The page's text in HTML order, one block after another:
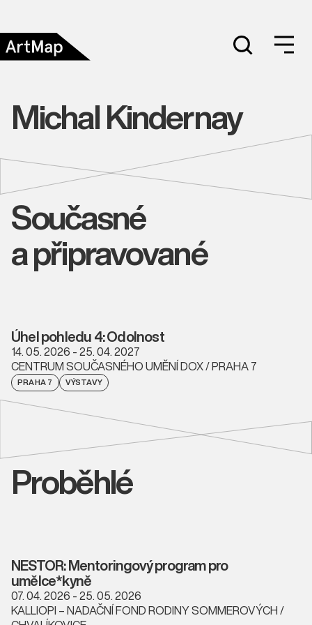
Michal Kindernay
Současné
a připravované
Úhel pohledu 4: Odolnost
14. 05. 2026 - 25. 04. 2027
CENTRUM SOUČASNÉHO UMĚNÍ DOX / PRAHA 7
PRAHA 7 VÝSTAVY
Proběhlé
NESTOR: Mentoringový program pro
umělce*kyně
07. 04. 2026 - 25. 05. 2026
KALLIOPI – NADAČNÍ FOND RODINY SOMMEROVÝCH /